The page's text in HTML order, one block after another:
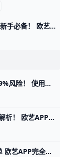
欧艺APP注册全攻略：3分钟速成新手必备！ 欧艺APP注册过程简单快速，通常只需几分钟就能完成。基本需要手机号或邮箱地址作为账号，比如用你的常用手机号“138XXXXXXX”或“”来注册，还得设置一个强密码，包含大小写字母、数字和符号，例如“Abc123!@#”。这些信息能帮你快速创建账户并接收验证码验证。
欧艺APP账户安全全攻略：5招防盗99%风险！ 使用欧艺APP时，账户安全非常重要。欧艺APP（也叫OK交易所鸥易）是热门的加密货币交易平台，每天有数百万用户登录交易。根据官方数据，开启安全设置的用户，账户被盗风险可降低90%以上。 比如，如果你忘记设置双重验证，坏人可能用猜到的密码直接登录，但设置后他们就进不去了。​
欧艺APP支持哪些国家？全球200国全解析！ 欧艺APP（也就是O易Oyi的交易应用）支持全球近200个国家和地区使用，但有些地方因为监管规则有限制。 比如亚洲的用户在越南、菲律宾、泰国、新加坡、中国香港、台湾、韩国和日本这些地方都能正常下载、注册和交易。 欧洲用户如英国、法国、西班牙、荷兰和俄罗斯也能轻松使用，支持法币充值和多种加密货币买卖。
欧艺APP中文界面全支持！一键切换超简单 欧艺APP完全支持中文界面，这让很多用户用起来很方便。根据官方指南和用户反馈，APP内有简体中文和繁体中文选项，能覆盖大部分交易和设置页面。例如，进入“我的”页面后，你会看到“语言”或“Language”按钮，一键切换后界面马上变成中文。